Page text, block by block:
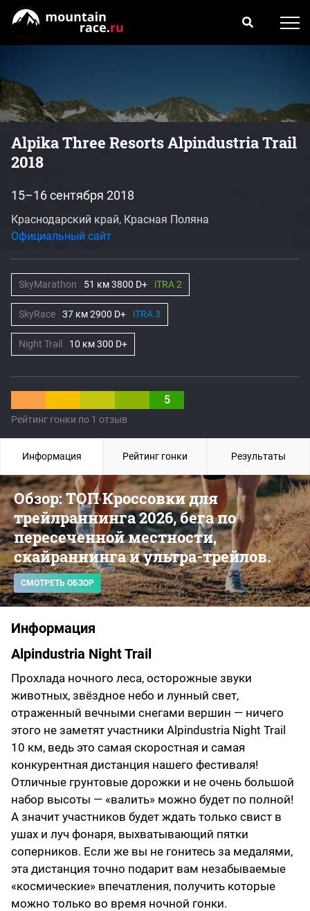
Alpika Three Resorts Alpindustria Trail
2018
5
Рейтинг гонки по 1 отзыв
15–16 сентября 2018
Краснодарский край, Красная Поляна
Официальный сайт
SkyMarathon 51 км 3800 D+ iTRA 2
SkyRace 37 км 2900 D+ iTRA 3
Night Trail 10 км 300 D+
Обзор: ТОП Кроссовки для
трейлраннинга 2026, бега по
пересеченной местности,
скайраннинга и ультра-трейлов.
СМОТРЕТЬ ОБЗОР
Информация
Alpindustria Night Trail
Прохлада ночного леса, осторожные звуки
животных, звёздное небо и лунный свет,
отраженный вечными снегами вершин — ничего
этого не заметят участники Alpindustria Night Trail
10 км, ведь это самая скоростная и самая
конкурентная дистанция нашего фестиваля!
Отличные грунтовые дорожки и не очень большой
набор высоты — «валить» можно будет по полной!
А значит участников будет ждать только свист в
ушах и луч фонаря, выхватывающий пятки
соперников. Если же вы не гонитесь за медалями,
эта дистанция точно подарит вам незабываемые
«космические» впечатления, получить которые
можно только во время ночной гонки.
Информация Рейтинг гонки Результаты